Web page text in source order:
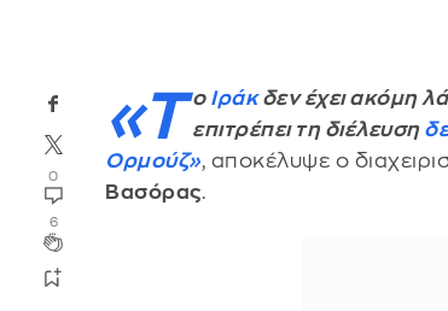
0
6
«Τ ο Ιράκδεν έχει ακόμη
επιτρέπει τη διέλευση
Ορμούζ», αποκέλυψε ο
Βασόρας.